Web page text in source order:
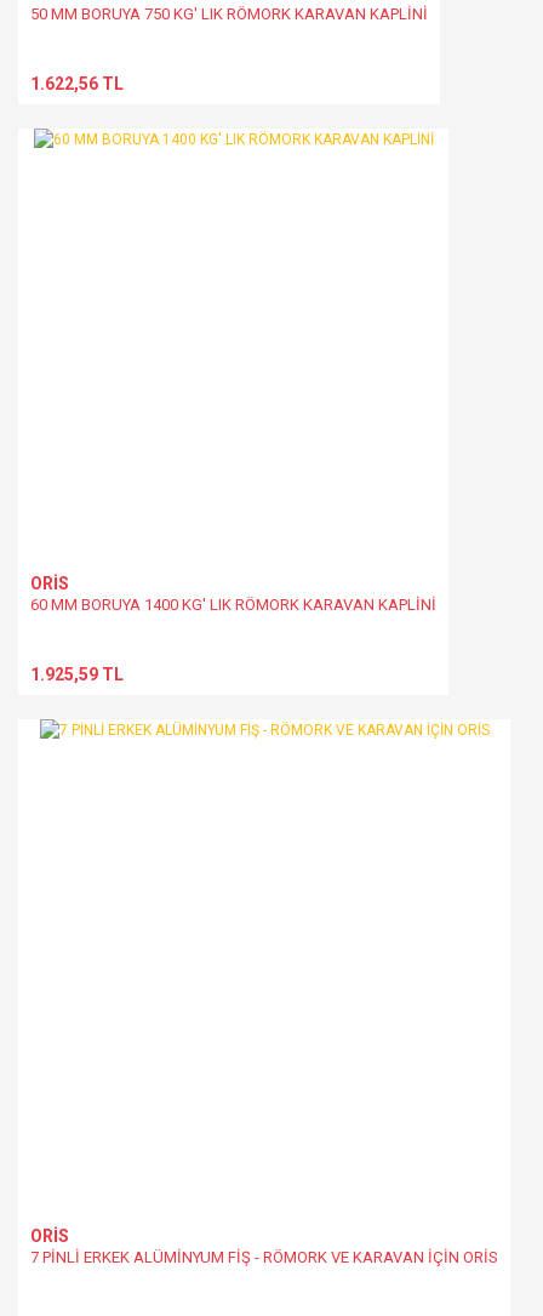
50 MM BORUYA 750 KG' LIK RÖMORK KARAVAN KAPLİNİ
1.622,56 TL
ORİS
60 MM BORUYA 1400 KG' LIK RÖMORK KARAVAN KAPLİNİ
1.925,59 TL
ORİS
7 PİNLİ ERKEK ALÜMİNYUM FİŞ - RÖMORK VE KARAVAN İÇİN ORİS